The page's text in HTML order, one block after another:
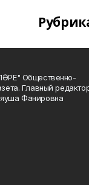
Общественно-
Главный
Фанировна